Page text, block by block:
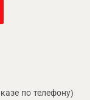
по телефону)